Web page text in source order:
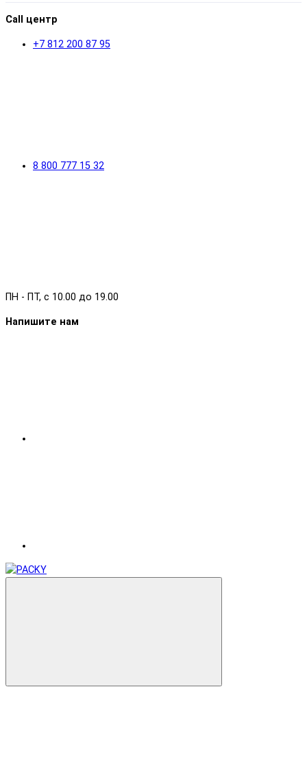
Call центр
+7 812 200 87 95
8 800 777 15 32
ПН - ПТ, с 10.00 до 19.00
Напишите нам